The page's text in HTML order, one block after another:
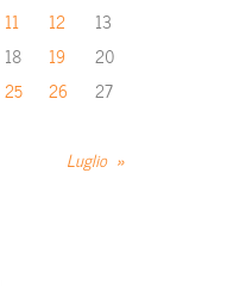
Luglio »
11 12
13
18 19
20
25 26
27